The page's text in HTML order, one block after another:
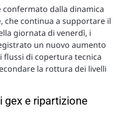
dalla dinamica
che continua a supportare il
giornata di venerdì, i
un nuovo aumento
flussi di copertura tecnica
la rottura dei livelli
gex e ripartizione